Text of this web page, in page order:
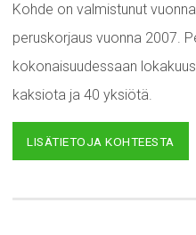
Kohde on valmistunut
peruskorjaus vuonna 2007.
kokonaisuudessaan
kaksiota ja 40 yksiötä.
LISÄTIETOJA KOHTEESTA